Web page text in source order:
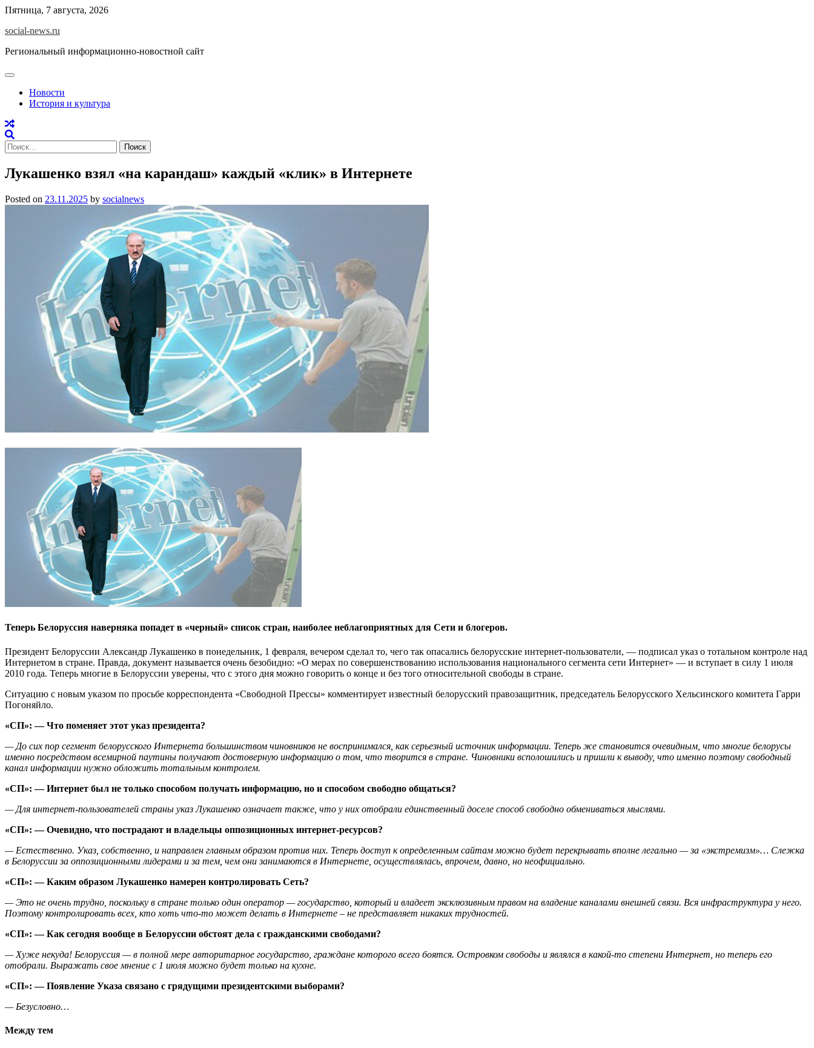
Skip
content
Пятница, 7 августа, 2026
social-news.ru
Региональный информационно-новостной сайт
Новости
История и культура
Найти:
Лукашенко взял «на карандаш» каждый «клик» в Интернете
Posted on 23.11.2025 by socialnews
Теперь Белоруссия наверняка попадет в «черный» список стран, наиболее неблагоприятных для Сети и блогеров.
Президент Белоруссии Александр Лукашенко в понедельник, 1 февраля, вечером сделал то, чего так опасались белорусские интернет-пользователи, — подписал указ о тотальном контроле над
Интернетом в стране. Правда, документ называется очень безобидно: «О мерах по совершенствованию использования национального сегмента сети Интернет» — и вступает в силу 1 июля
2010 года. Теперь многие в Белоруссии уверены, что с этого дня можно говорить о конце и без того относительной свободы в стране.
Ситуацию с новым указом по просьбе корреспондента «Свободной Прессы» комментирует известный белорусский правозащитник, председатель Белорусского Хельсинского комитета Гарри
Погоняйло.
«СП»: — Что поменяет этот указ президента?
— До сих пор сегмент белорусского Интернета большинством чиновников не воспринимался, как серьезный источник информации. Теперь же становится очевидным, что многие белорусы
именно посредством всемирной паутины получают достоверную информацию о том, что творится в стране. Чиновники всполошились и пришли к выводу, что именно поэтому свободный
канал информации нужно обложить тотальным контролем.
«СП»: — Интернет был не только способом получать информацию, но и способом свободно общаться?
— Для интернет-пользователей страны указ Лукашенко означает также, что у них отобрали единственный доселе способ свободно обмениваться мыслями.
«СП»: — Очевидно, что пострадают и владельцы оппозиционных интернет-ресурсов?
— Естественно. Указ, собственно, и направлен главным образом против них. Теперь доступ к определенным сайтам можно будет перекрывать вполне легально — за «экстремизм»… Слежка
в Белоруссии за оппозиционными лидерами и за тем, чем они занимаются в Интернете, осуществлялась, впрочем, давно, но неофициально.
«СП»: — Каким образом Лукашенко намерен контролировать Сеть?
— Это не очень трудно, поскольку в стране только один оператор — государство, который и владеет эксклюзивным правом на владение каналами внешней связи. Вся инфраструктура у него.
Поэтому контролировать всех, кто хоть что-то может делать в Интернете – не представляет никаких трудностей.
«СП»: — Как сегодня вообще в Белоруссии обстоят дела с гражданскими свободами?
— Хуже некуда! Белоруссия — в полной мере авторитарное государство, граждане которого всего боятся. Островком свободы и являлся в какой-то степени Интернет, но теперь его
отобрали. Выражать свое мнение с 1 июля можно будет только на кухне.
«СП»: — Появление Указа связано с грядущими президентскими выборами?
— Безусловно…
Между тем